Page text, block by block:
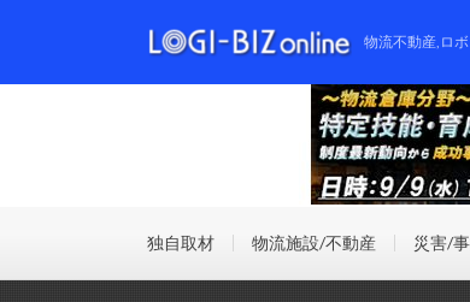
物流不動産,ロ
独自取材 物流施設/不動産 災害/